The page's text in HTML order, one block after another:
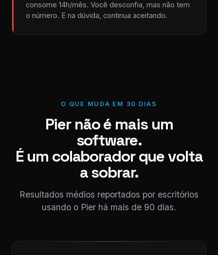
consome 14h/mês. Você desconfia, mas não tem
o número. E na dúvida, continua aceitando.
O QUE MUDA EM 30 DIAS
Pier não é mais um
software.
É um colaborador que volta
a sobrar.
Resultados médios reportados por escritórios
usando o Pier há mais de 90 dias.